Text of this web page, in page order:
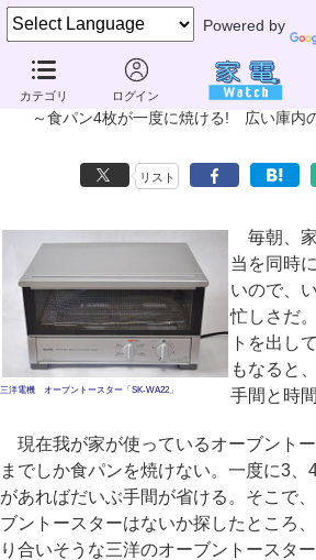
Powered by
カテゴリ ログイン
家電製品ミニレビュー
三洋電機「オーブントースター
～食パン4枚が一度に焼ける! 広い庫内
リスト
三洋電機 オーブントースター「SK-WA22」
毎朝、
当を同時
いので、
忙しさだ
トを出し
もなると
手間と時
現在我が家が使っているオーブント
までしか食パンを焼けない。一度に3、
があればだいぶ手間が省ける。そこで
ブントースターはないか探したところ
り合いそうな三洋のオーブントースタ